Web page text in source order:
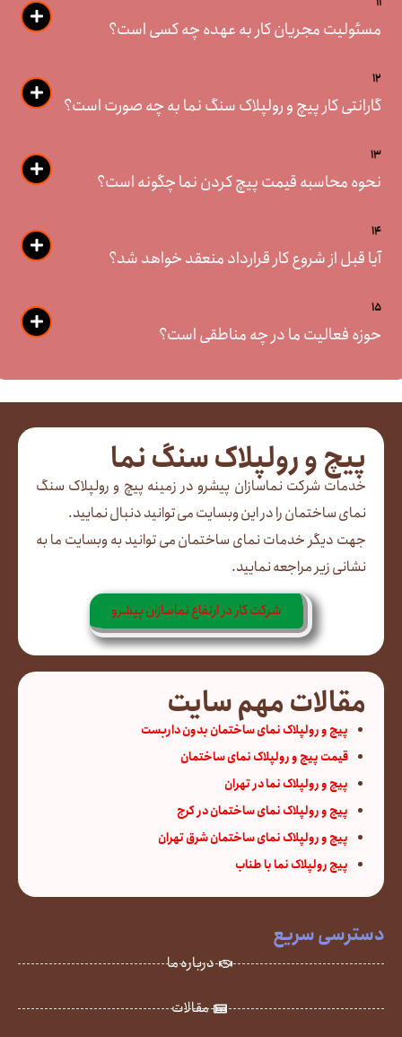
مسئولیت مجریان کار به عهده چه کسی است؟
12
گارانتی کار پیچ و رولپلاک سنگ نما به چه صورت است؟
13
نحوه محاسبه قیمت پیچ کردن نما چگونه است؟
14
آیا قبل از شروع کار قرارداد منعقد خواهد شد؟
15
حوزه فعالیت ما در چه مناطقی است؟
پیچ و رولپلاک سنگ نما
خدمات شرکت نماسازان پیشرو در زمینه پیچ و رولپلاک سنگ
نمای ساختمان را در این وبسایت می توانید دنبال نمایید.
جهت دیگر خدمات نمای ساختمان می توانید به وبسایت ما به
نشانی زیر مراجعه نمایید.
شرکت کار در ارتفاع نماسازان پیشرو
مقالات مهم سایت
پیچ و رولپلاک نمای ساختمان بدون داربست
قیمت پیچ و رولپلاک نمای ساختمان
پیچ و رولپلاک نما در تهران
پیچ و رولپلاک نمای ساختمان در کرج
پیچ و رولپلاک نمای ساختمان شرق تهران
پیچ رولپلاک نما با طناب
دسترسی سریع
درباره ما
مقالات